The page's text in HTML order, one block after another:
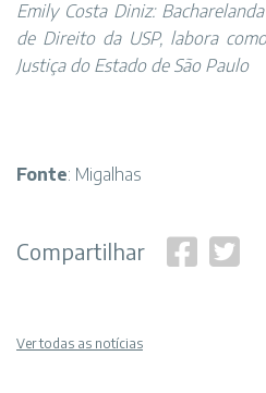
Emily Costa Diniz:
de Direito da USP, labora
Justiça do Estado de São Paulo
Fonte: Migalhas
Compartilhar
Ver todas as notícias